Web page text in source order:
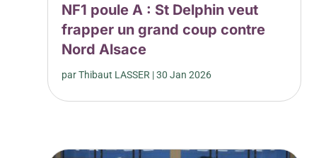
NF1 poule A : St Delphin veut
frapper un grand coup contre
Nord Alsace
parThibaut LASSER |30 Jan 2026